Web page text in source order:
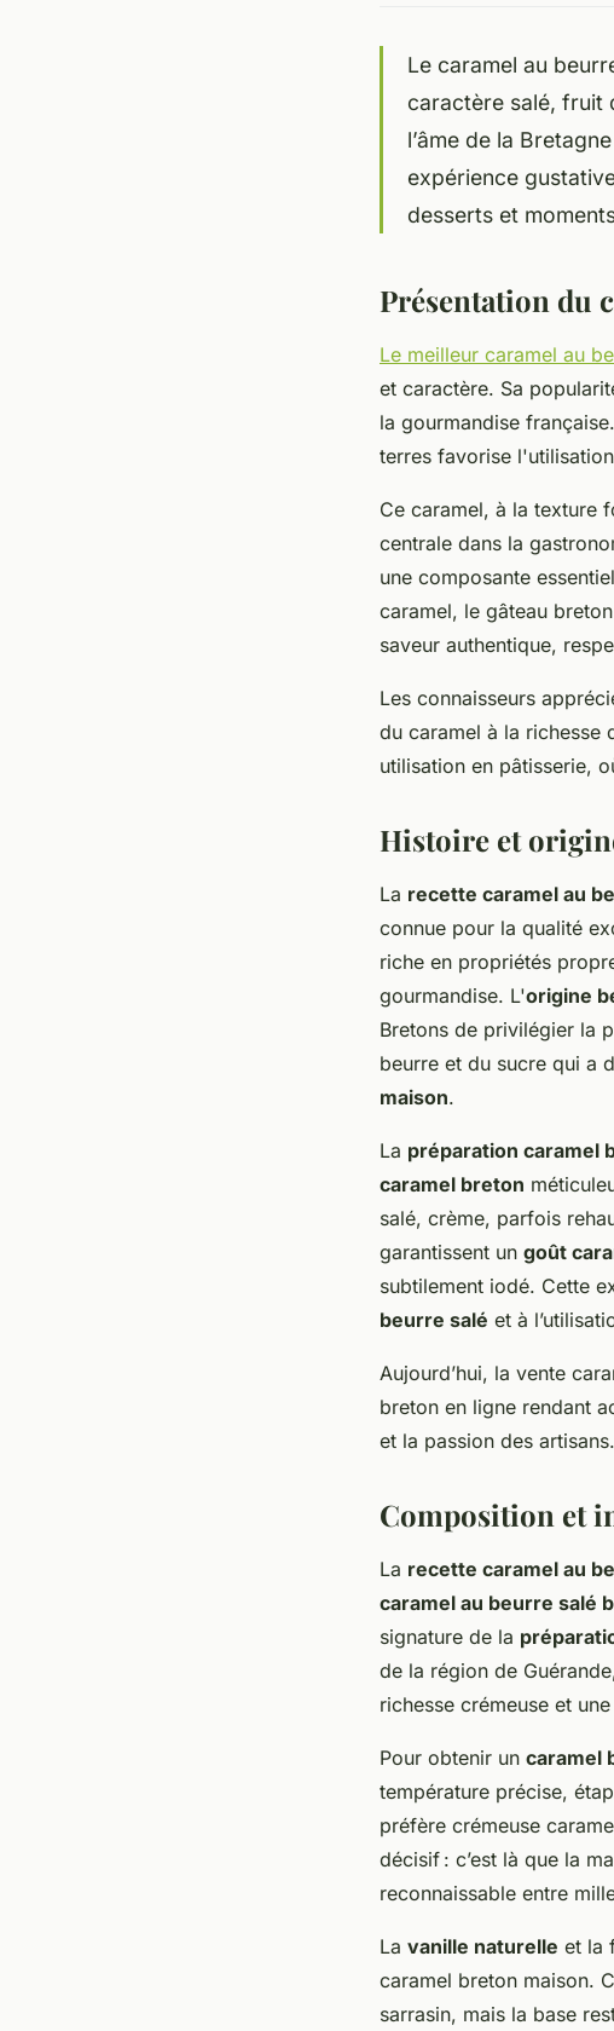
Le caramel au
caractère salé, fruit
l’âme de la
expérience
desserts et
Présentation du
Le meilleur caramel au
et caractère. Sa
la gourmandise
terres favorise
Ce caramel, à la texture
centrale dans la
une composante
caramel, le gâteau
saveur authentique,
Les connaisseurs
du caramel à la richesse
utilisation en pâtisserie,
Histoire et
La recette caramel au
connue pour la qualité
riche en propriétés
gourmandise. L'origine
Bretons de privilégier la
beurre et du sucre qui a
maison.
La préparation caramel
caramel breton
salé, crème, parfois
garantissent un goût
subtilement iodé. Cette
beurre salé et à
Aujourd’hui, la vente
breton en ligne rendant
et la passion des artisans.
Composition et
La recette caramel au
caramel au beurre salé
signature de la
de la région de
richesse crémeuse et
Pour obtenir un caramel
température précise,
préfère crémeuse
décisif : c’est là que la
reconnaissable entre
La vanille naturelle et la
caramel breton maison.
sarrasin, mais la base